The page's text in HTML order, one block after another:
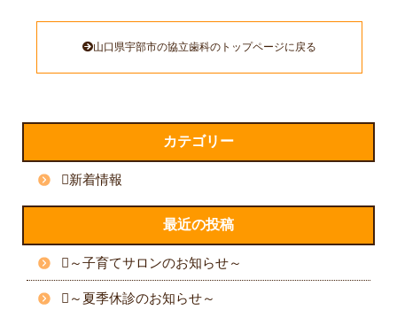
山口県宇部市の協立歯科のトップページに戻る
カテゴリー
新着情報
最近の投稿
～子育てサロンのお知らせ～
～夏季休診のお知らせ～